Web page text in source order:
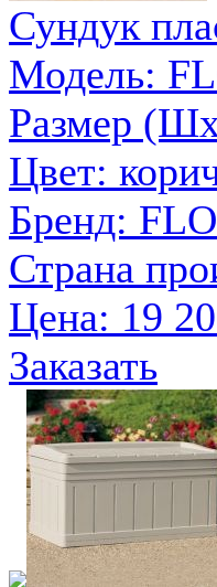
Сундук
Модель:
Размер
Цвет:
Бренд:
Страна
Цена: 19
Заказать